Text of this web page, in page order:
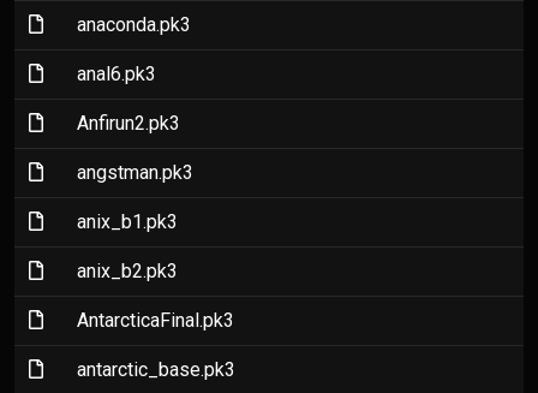
(File)anaconda.pk3
(File)anal6.pk3
(File)Anfirun2.pk3
(File)angstman.pk3
(File)anix_b1.pk3
(File)anix_b2.pk3
(File)AntarcticaFinal.pk3
(File)antarctic_base.pk3